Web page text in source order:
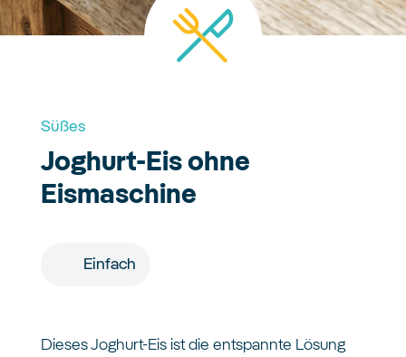
Süßes
Joghurt-Eis ohne
Eismaschine
Einfach
Dieses Joghurt-Eis ist die entspannte Lösung